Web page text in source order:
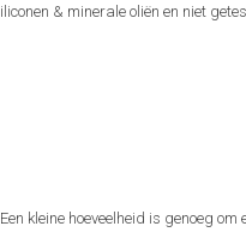
& minerale oliën en niet
kleine hoeveelheid is genoeg